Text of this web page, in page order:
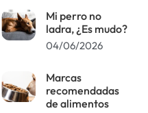
Mi perro no
ladra, ¿Es mudo?
04/06/2026
Marcas
recomendadas
de alimentos